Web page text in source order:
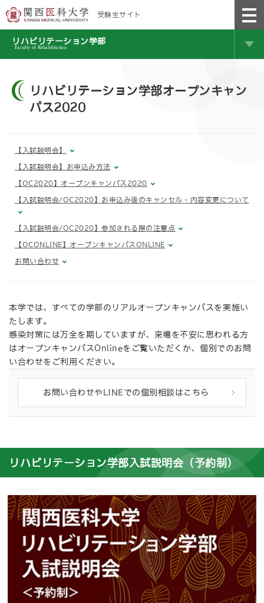
受験生サイト
リハビリテーション学部
Faculty of Rehabilitation
リハビリテーション学部オープンキャン
パス2020
【入試説明会】
【入試説明会】お申込み方法
【OC2020】オープンキャンパス2020
【入試説明会/OC2020】お申込み後のキャンセル・内容変更について
【入試説明会/OC2020】参加される際の注意点
【OCONLINE】オープンキャンパスONLINE
お問い合わせ
本学では、すべての学部のリアルオープンキャンパスを実施い
たします。
感染対策には万全を期していますが、来場を不安に思われる方
はオープンキャンパスOnlineをご覧いただくか、個別でのお問
い合わせをご利用ください。
お問い合わせやLINEでの個別相談はこちら
リハビリテーション学部入試説明会（予約制）